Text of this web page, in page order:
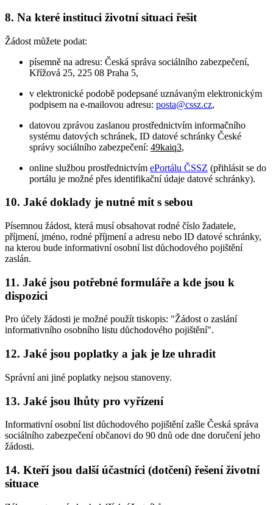
8. Na které instituci životní situaci řešit
Žádost můžete podat:
písemně na adresu: Česká správa sociálního zabezpečení,
Křížová 25, 225 08 Praha 5,
v elektronické podobě podepsané uznávaným elektronickým
podpisem na e-mailovou adresu: posta@cssz.cz,
datovou zprávou zaslanou prostřednictvím informačního
systému datových schránek, ID datové schránky České
správy sociálního zabezpečení: 49kaiq3,
online službou prostřednictvím ePortálu ČSSZ (přihlásit se do
portálu je možné přes identifikační údaje datové schránky).
10. Jaké doklady je nutné mít s sebou
Písemnou žádost, která musí obsahovat rodné číslo žadatele,
příjmení, jméno, rodné příjmení a adresu nebo ID datové schránky,
na kterou bude informativní osobní list důchodového pojištění
zaslán.
11. Jaké jsou potřebné formuláře a kde jsou k
dispozici
Pro účely žádosti je možné použít tiskopis: "Žádost o zaslání
informativního osobního listu důchodového pojištění".
12. Jaké jsou poplatky a jak je lze uhradit
Správní ani jiné poplatky nejsou stanoveny.
13. Jaké jsou lhůty pro vyřízení
Informativní osobní list důchodového pojištění zašle Česká správa
sociálního zabezpečení občanovi do 90 dnů ode dne doručení jeho
žádosti.
14. Kteří jsou další účastníci (dotčení) řešení životní
situace